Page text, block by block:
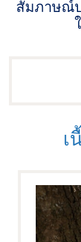
สัมภาษณ์
เ